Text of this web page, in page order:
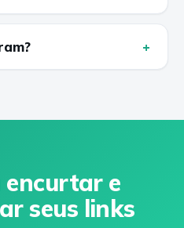
encurtar e
seus links